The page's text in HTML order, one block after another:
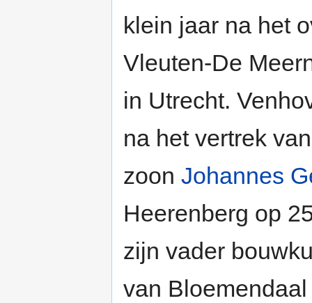
klein jaar na het
Vleuten-De
in Utrecht.
na het vertrek
zoon Johannes
Heerenberg op
zijn vader
van